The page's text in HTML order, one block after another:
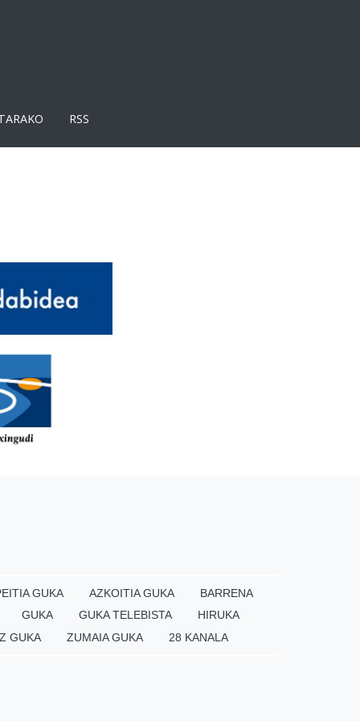
RSS
GUKA AZKOITIA GUKA
BARRENA
GUKA
GUKA TELEBISTA
HIRUKA
GUKA
ZUMAIA GUKA 28 KANALA